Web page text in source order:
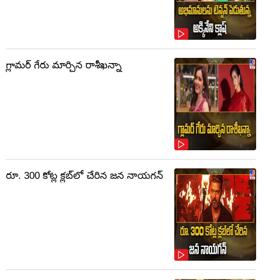
గ్లామర్ గేరు మార్చిన రాశీఖన్నా
రూ. 300 కోట్ల క్లబ్‌లో చేరిన జన నాయగన్